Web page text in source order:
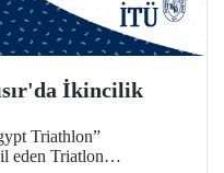
İkincilik
Triathlon”
eden Triatlon